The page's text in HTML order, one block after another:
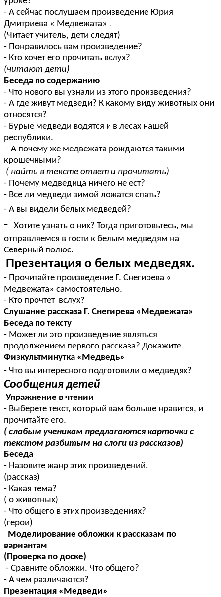
- А сейчас послушаем произведение Юрия
Дмитриева « Медвежата» .
(Читает учитель, дети следят)
- Понравилось вам произведение?
- Кто хочет его прочитать вслух?
(читают дети)
Беседа по содержанию
- Что нового вы узнали из этого произведения?
- А где живут медведи? К какому виду животных они
относятся?
- Бурые медведи водятся и в лесах нашей
республики.
- А почему же медвежата рождаются такими
крошечными?
( найти в тексте ответ и прочитать)
- Почему медведица ничего не ест?
- Все ли медведи зимой ложатся спать?
- А вы видели белых медведей?
-
Хотите узнать о них? Тогда приготовьтесь, мы
отправляемся в гости к белым медведям на
Северный полюс.
Презентация о белых медведях.
- Прочитайте произведение Г. Снегирева «
Медвежата» самостоятельно.
- Кто прочтет вслух?
Слушание рассказа Г. Снегирева «Медвежата»
Беседа по тексту
- Может ли это произведение являться
продолжением первого рассказа? Докажите.
Физкультминутка «Медведь»
- Что вы интересного подготовили о медведях?
Сообщения детей
Упражнение в чтении
- Выберете текст, который вам больше нравится, и
прочитайте его.
( слабым ученикам предлагаются карточки с
текстом разбитым на слоги из рассказов)
Беседа
- Назовите жанр этих произведений.
(рассказ)
- Какая тема?
( о животных)
- Что общего в этих произведениях?
(герои)
Моделирование обложки к рассказам по
вариантам
(Проверка по доске)
- Сравните обложки. Что общего?
- А чем различаются?
Презентация «Медведи»